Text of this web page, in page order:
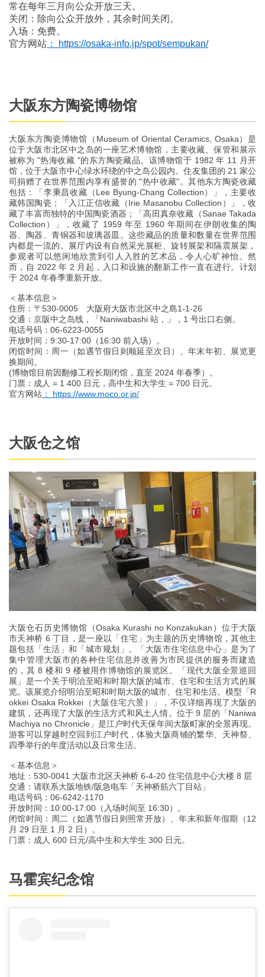
常在每年三月向公众开放三天。
关闭：除向公众开放外，其余时间关闭。
入场：免费。
官方网站 ： https://osaka-info.jp/spot/sempukan/
大阪东方陶瓷博物馆
大阪东方陶瓷博物馆（Museum of Oriental Ceramics, Osaka）是
位于大阪市北区中之岛的一座艺术博物馆，主要收藏、保管和展示
被称为 "热海收藏 "的东方陶瓷藏品。该博物馆于 1982 年 11 月开
馆，位于大阪市中心绿水环绕的中之岛公园内。住友集团的 21 家公
司捐赠了在世界范围内享有盛誉的 "热中收藏"。其他东方陶瓷收藏
包括：「李秉昌收藏（Lee Byung-Chang Collection）」，主要收
藏韩国陶瓷；「入江正信收藏（Irie Masanobu Collection）」，收
藏了丰富而独特的中国陶瓷酒器；「高田真奈收藏（Sanae Takada
Collection）」，收藏了 1959 年至 1960 年期间在伊朗收集的陶
器、陶器、青铜器和玻璃器皿。这些藏品的质量和数量在世界范围
内都是一流的。展厅内设有自然采光展柜、旋转展架和隔震展架，
参观者可以悠闲地欣赏到引人入胜的艺术品，令人心旷神怡。然
而，自 2022 年 2 月起，入口和设施的翻新工作一直在进行。计划
于 2024 年春季重新开放。
＜基本信息＞
住所：〒530-0005 大阪府大阪市北区中之島1-1-26
交通：京阪中之岛线，「Naniwabashi 站，」，1 号出口右侧。
电话号码：06-6223-0055
开放时间：9:30-17:00（16:30 前入场）。
闭馆时间：周一（如遇节假日则顺延至次日）、年末年初、展览更
换期间。
(博物馆目前因翻修工程长期闭馆，直至 2024 年春季）。
门票：成人 = 1 400 日元，高中生和大学生 = 700 日元。
官方网站 ： https://www.moco.or.jp/
大阪仓之馆
大阪仓石历史博物馆（Osaka Kurashi no Konzakukan）位于大阪
市天神桥 6 丁目，是一座以「住宅」为主题的历史博物馆，其他主
题包括「生活」和「城市规划」。「大阪市住宅信息中心」是为了
集中管理大阪市的各种住宅信息并改善为市民提供的服务而建造
的，其 8 楼和 9 楼被用作博物馆的展览区。「现代大阪全景巡回
展」是一个关于明治至昭和时期大阪的城市、住宅和生活方式的展
览。该展览介绍明治至昭和时期大阪的城市、住宅和生活。模型「R
okkei Osaka Rokkei（大阪住宅六景）」，不仅详细再现了大阪的
建筑，还再现了大阪的生活方式和风土人情。位于 9 层的「Naniwa
Machiya no Chronicle」是江户时代天保年间大阪町家的全景再现。
游客可以穿越时空回到江户时代，体验大阪商铺的繁华、天神祭、
四季举行的年度活动以及日常生活。
＜基本信息＞
地址：530-0041 大阪市北区天神桥 6-4-20 住宅信息中心大楼 8 层
交通：请联系大阪地铁/阪急电车「天神桥筋六丁目站」
电话号码：06-6242-1170
开放时间：10:00-17:00（入场时间至 16:30）。
闭馆时间：周二（如遇节假日则照常开放）、年末和新年假期（12
月 29 日至 1 月 2 日）。
门票：成人 600 日元/高中生和大学生 300 日元。
马霍宾纪念馆